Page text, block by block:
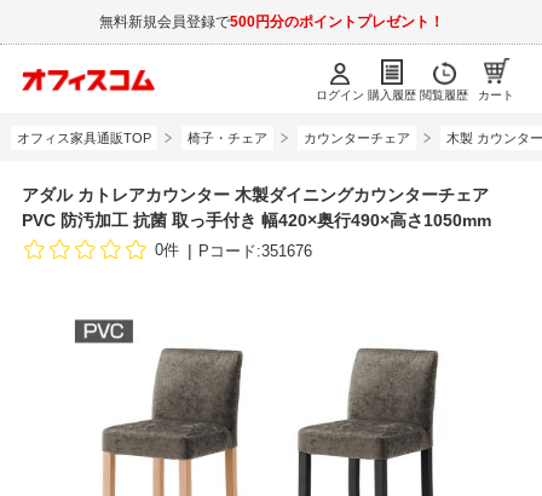
無料新規会員登録で500円分のポイントプレゼント！
ログイン 購入履歴 閲覧履歴 カート
オフィス家具通販TOP 椅子・チェア カウンターチェア 木製 カウンタ
アダル カトレアカウンター 木製ダイニングカウンターチェア
PVC 防汚加工 抗菌 取っ手付き 幅420×奥行490×高さ1050mm
0件 Pコード:351676